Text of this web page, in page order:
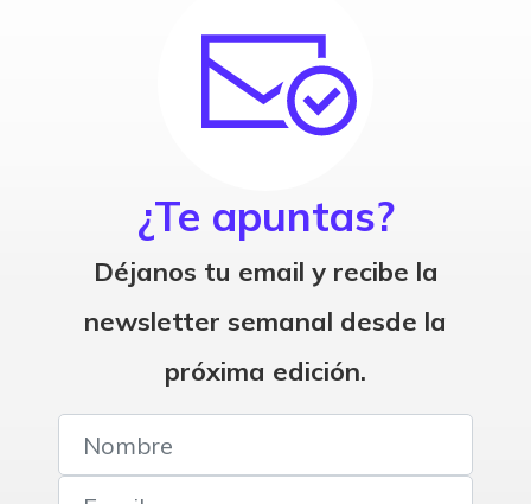
¿Te apuntas?
Déjanos tu email y recibe la
newsletter semanal desde la
próxima edición.